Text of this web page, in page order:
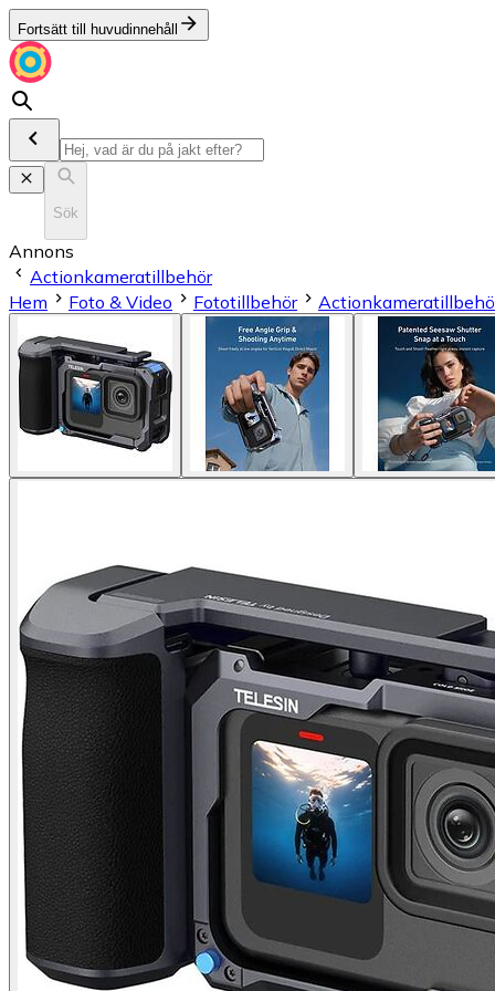
Fortsätt till huvudinnehåll
Sök
Annons
Actionkameratillbehör
Hem
Foto & Video Fototillbehör